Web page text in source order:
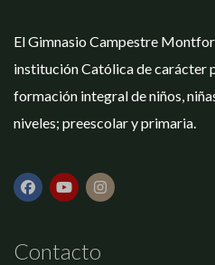
El Gimnasio Campestre
institución Católica de carácter
formación integral de niños,
niveles; preescolar y primaria.
Contacto